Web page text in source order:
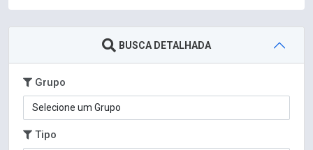
BUSCA DETALHADA
Grupo
Tipo